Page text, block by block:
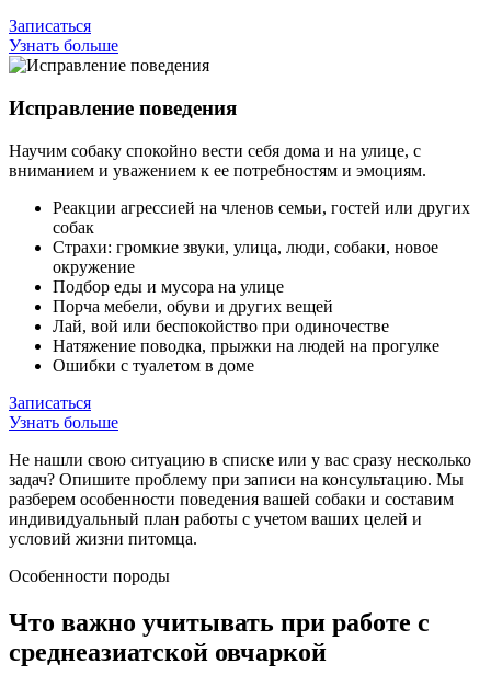
Записаться
Узнать больше
Исправление поведения
Научим собаку спокойно вести себя дома и на улице, с
вниманием и уважением к ее потребностям и эмоциям.
Реакции агрессией на членов семьи, гостей или других
собак
Страхи: громкие звуки, улица, люди, собаки, новое
окружение
Подбор еды и мусора на улице
Порча мебели, обуви и других вещей
Лай, вой или беспокойство при одиночестве
Натяжение поводка, прыжки на людей на прогулке
Ошибки с туалетом в доме
Записаться
Узнать больше
Не нашли свою ситуацию в списке или у вас сразу несколько
задач? Опишите проблему при записи на консультацию. Мы
разберем особенности поведения вашей собаки и составим
индивидуальный план работы с учетом ваших целей и
условий жизни питомца.
Особенности породы
Что важно учитывать при работе с
среднеазиатской овчаркой